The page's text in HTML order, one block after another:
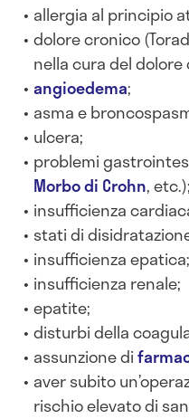
allergia al principio
dolore cronico
nella cura del
angioedema;
asma e
ulcera;
problemi
Morbo di Crohn, etc.);
insufficienza
stati di
insufficienza epatica;
insufficienza renale;
epatite;
disturbi della
assunzione di
aver subito
rischio elevato di